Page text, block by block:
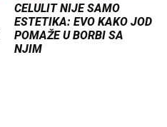
CELULIT NIJE SAMO
ESTETIKA: EVO KAKO JOD
POMAŽE U BORBI SA
NJIM